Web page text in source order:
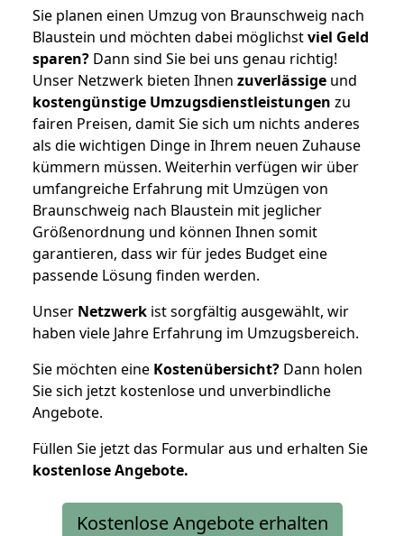
Sie planen einen Umzug von Braunschweig nach
Blaustein und möchten dabei möglichstviel Geld
sparen? Dann sind Sie bei uns genau richtig!
Unser Netzwerk bieten Ihnen zuverlässige und
kostengünstige Umzugsdienstleistungen zu
fairen Preisen, damit Sie sich um nichts anderes
als die wichtigen Dinge in Ihrem neuen Zuhause
kümmern müssen. Weiterhin verfügen wir über
umfangreiche Erfahrung mit Umzügen von
Braunschweig nach Blaustein mit jeglicher
Größenordnung und können Ihnen somit
garantieren, dass wir für jedes Budget eine
passende Lösung finden werden.
Unser Netzwerk ist sorgfältig ausgewählt, wir
haben viele Jahre Erfahrung im Umzugsbereich.
Sie möchten eine Kostenübersicht? Dann holen
Sie sich jetzt kostenlose und unverbindliche
Angebote.
Füllen Sie jetzt das Formular aus und erhalten Sie
kostenloseAngebote.
Kostenlose Angebote erhalten